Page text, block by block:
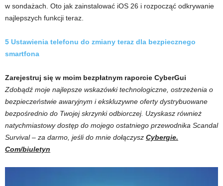
w sondażach. Oto jak zainstalować iOS 26 i rozpocząć odkrywanie
najlepszych funkcji teraz.
5 Ustawienia telefonu do zmiany teraz dla bezpiecznego
smartfona
Zarejestruj się w moim bezpłatnym raporcie CyberGui
Zdobądź moje najlepsze wskazówki technologiczne, ostrzeżenia o
bezpieczeństwie awaryjnym i ekskluzywne oferty dystrybuowane
bezpośrednio do Twojej skrzynki odbiorczej. Uzyskasz również
natychmiastowy dostęp do mojego ostatniego przewodnika Scandal
Survival – za darmo, jeśli do mnie dołączysz Cybergie.
Com/biuletyn